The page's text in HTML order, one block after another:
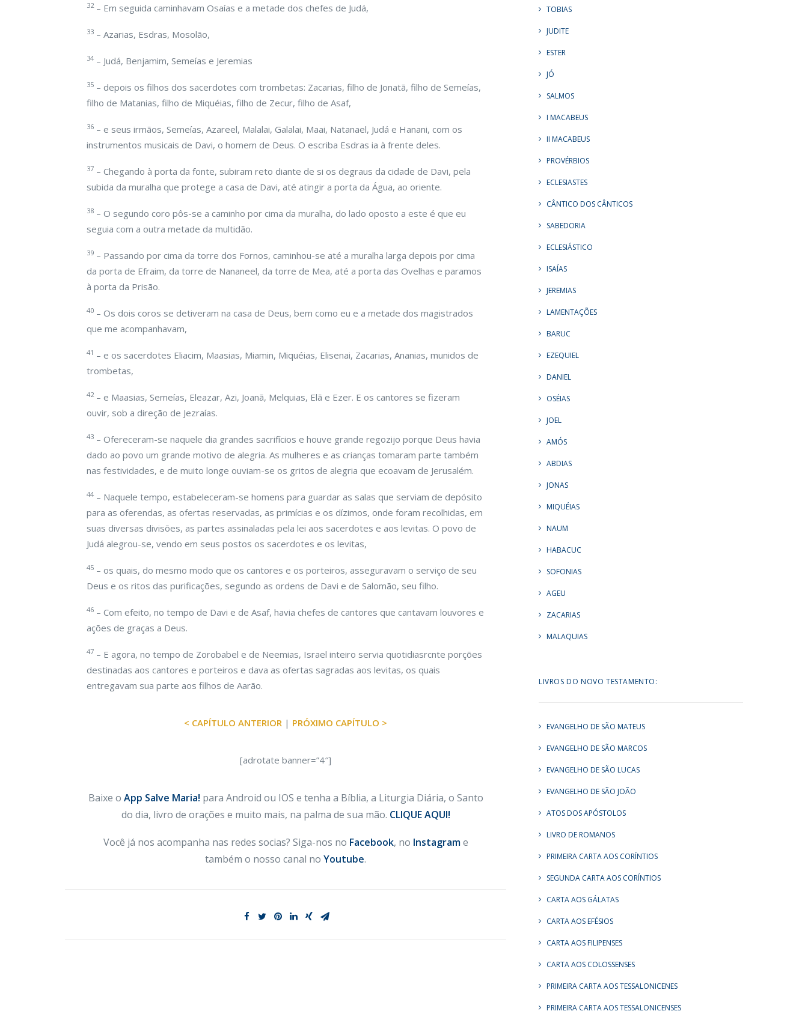
32– Em seguida caminhavam Osaías e a metade dos chefes de Judá,
33 – Azarias, Esdras, Mosolão,
34 – Judá, Benjamim, Semeías e Jeremias
35 – depois os filhos dos sacerdotes com trombetas: Zacarias, filho de Jonatã, filho de Semeías,
filho de Matanias, filho de Miquéias, filho de Zecur, filho de Asaf,
36 – e seus irmãos, Semeías, Azareel, Malalai, Galalai, Maai, Natanael, Judá e Hanani, com os
instrumentos musicais de Davi, o homem de Deus. O escriba Esdras ia à frente deles.
37 – Chegando à porta da fonte, subiram reto diante de si os degraus da cidade de Davi, pela
subida da muralha que protege a casa de Davi, até atingir a porta da Água, ao oriente.
38 – O segundo coro pôs-se a caminho por cima da muralha, do lado oposto a este é que eu
seguia com a outra metade da multidão.
39 – Passando por cima da torre dos Fornos, caminhou-se até a muralha larga depois por cima
da porta de Efraim, da torre de Nananeel, da torre de Mea, até a porta das Ovelhas e paramos
à porta da Prisão.
40 – Os dois coros se detiveram na casa de Deus, bem como eu e a metade dos magistrados
que me acompanhavam,
41 – e os sacerdotes Eliacim, Maasias, Miamin, Miquéias, Elisenai, Zacarias, Ananias, munidos de
trombetas,
42– e Maasias, Semeías, Eleazar, Azi, Joanã, Melquias, Elã e Ezer. E os cantores se fizeram
ouvir, sob a direção de Jezraías.
43 – Ofereceram-se naquele dia grandes sacrifícios e houve grande regozijo porque Deus havia
dado ao povo um grande motivo de alegria. As mulheres e as crianças tomaram parte também
nas festividades, e de muito longe ouviam-se os gritos de alegria que ecoavam de Jerusalém.
44 – Naquele tempo, estabeleceram-se homens para guardar as salas que serviam de depósito
para as oferendas, as ofertas reservadas, as primícias e os dízimos, onde foram recolhidas, em
suas diversas divisões, as partes assinaladas pela lei aos sacerdotes e aos levitas. O povo de
Judá alegrou-se, vendo em seus postos os sacerdotes e os levitas,
45 – os quais, do mesmo modo que os cantores e os porteiros, asseguravam o serviço de seu
Deus e os ritos das purificações, segundo as ordens de Davi e de Salomão, seu filho.
46 – Com efeito, no tempo de Davi e de Asaf, havia chefes de cantores que cantavam louvores e
ações de graças a Deus.
47 – E agora, no tempo de Zorobabel e de Neemias, Israel inteiro servia quotidiasrcnte porções
destinadas aos cantores e porteiros e dava as ofertas sagradas aos levitas, os quais
entregavam sua parte aos filhos de Aarão.
< CAPÍTULO ANTERIOR | PRÓXIMO CAPÍTULO >
[adrotate banner=”4″]
Baixe o App Salve Maria! para Android ou IOS e tenha a Bíblia, a Liturgia Diária, o Santo
do dia, livro de orações e muito mais, na palma de sua mão. CLIQUE AQUI!
Você já nos acompanha nas redes socias? Siga-nos no Facebook, no Instagrame
também o nosso canal no Youtube.
TOBIAS
JUDITE
ESTER
JÓ
SALMOS
I MACABEUS
II MACABEUS
PROVÉRBIOS
ECLESIASTES
CÂNTICO DOS CÂNTICOS
SABEDORIA
ECLESIÁSTICO
ISAÍAS
JEREMIAS
LAMENTAÇÕES
BARUC
EZEQUIEL
DANIEL
OSÉIAS
JOEL
AMÓS
ABDIAS
JONAS
MIQUÉIAS
NAUM
HABACUC
SOFONIAS
AGEU
ZACARIAS
MALAQUIAS
LIVROS DO NOVO TESTAMENTO:
EVANGELHO DE SÃO MATEUS
EVANGELHO DE SÃO MARCOS
EVANGELHO DE SÃO LUCAS
EVANGELHO DE SÃO JOÃO
ATOS DOS APÓSTOLOS
LIVRO DE ROMANOS
PRIMEIRA CARTA AOS CORÍNTIOS
SEGUNDA CARTA AOS CORÍNTIOS
CARTA AOS GÁLATAS
CARTA AOS EFÉSIOS
CARTA AOS FILIPENSES
CARTA AOS COLOSSENSES
PRIMEIRA CARTA AOS TESSALONICENES
PRIMEIRA CARTA AOS TESSALONICENSES